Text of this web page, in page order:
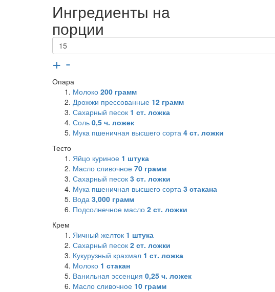
Ингредиенты на
порции
+ -
Опара
Молоко 200 грамм
Дрожжи прессованные 12 грамм
Сахарный песок 1 ст. ложка
Соль 0,5 ч. ложек
Мука пшеничная высшего сорта 4 ст. ложки
Тесто
Яйцо куриное 1 штука
Масло сливочное 70 грамм
Сахарный песок 3 ст. ложки
Мука пшеничная высшего сорта 3 стакана
Вода 3,000 грамм
Подсолнечное масло 2 ст. ложки
Крем
Яичный желток 1 штука
Сахарный песок 2 ст. ложки
Кукурузный крахмал 1 ст. ложка
Молоко 1 стакан
Ванильная эссенция 0,25 ч. ложек
Масло сливочное 10 грамм